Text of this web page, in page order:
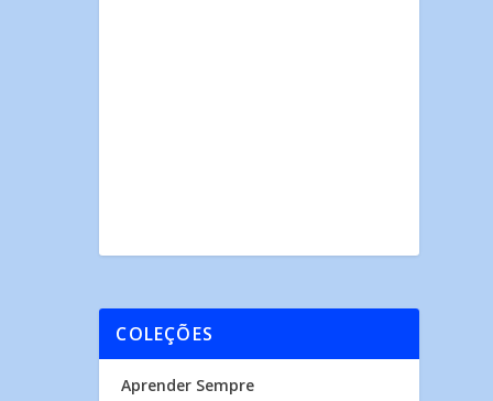
COLEÇÕES
Aprender Sempre